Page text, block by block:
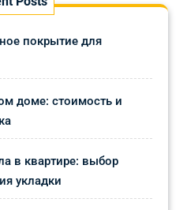
покрытие для
доме: стоимость и
в квартире: выбор
укладки